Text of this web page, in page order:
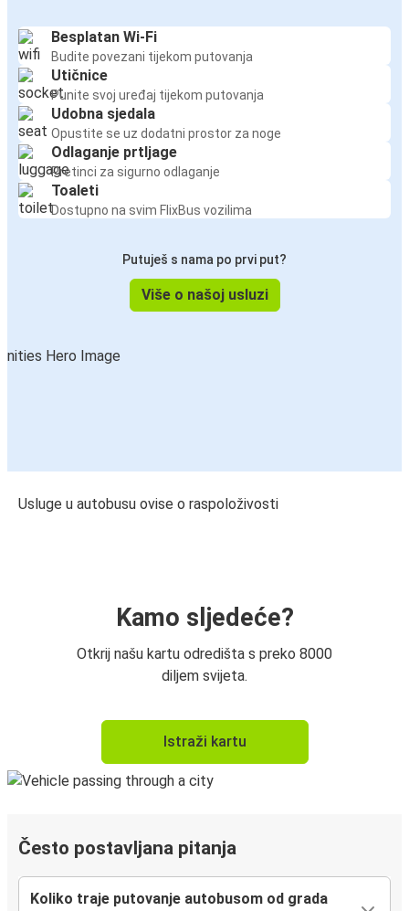
Besplatan Wi-Fi
Budite povezani tijekom putovanja
Utičnice
Punite svoj uređaj tijekom putovanja
Udobna sjedala
Opustite se uz dodatni prostor za noge
Odlaganje prtljage
Pretinci za sigurno odlaganje
Toaleti
Dostupno na svim FlixBus vozilima
Putuješ s nama po prvi put?
Više o našoj usluzi
Usluge u autobusu ovise o raspoloživosti
Kamo sljedeće?
Otkrij našu kartu odredišta s preko 8000
diljem svijeta.
Istraži kartu
Često postavljana pitanja
Koliko traje putovanje autobusom od grada